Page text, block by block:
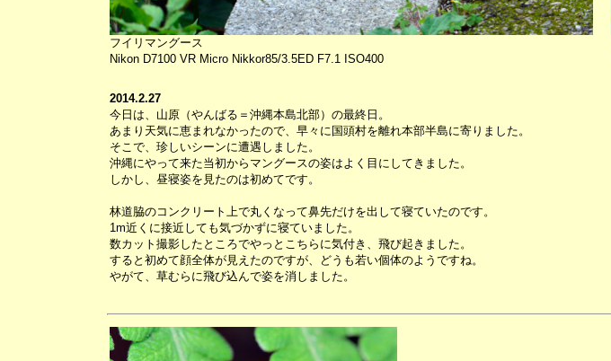
フイリマングース
Nikon D7100 VR Micro Nikkor85/3.5ED F7.1 ISO400
2014.2.27
今日は、山原（やんばる＝沖縄本島北部）の最終日。
あまり天気に恵まれなかったので、早々に国頭村を離れ本部半島に寄りました。
そこで、珍しいシーンに遭遇しました。
沖縄にやって来た当初からマングースの姿はよく目にしてきました。
しかし、昼寝姿を見たのは初めてです。
林道脇のコンクリート上で丸くなって鼻先だけを出して寝ていたのです。
1m近くに接近しても気づかずに寝ていました。
数カット撮影したところでやっとこちらに気付き、飛び起きました。
すると初めて顔全体が見えたのですが、どうも若い個体のようですね。
やがて、草むらに飛び込んで姿を消しました。